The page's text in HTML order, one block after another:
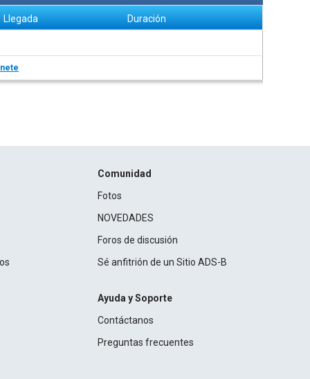
Llegada Duración
Comunidad
Fotos
NOVEDADES
Foros de discusión
Sé anfitrión de un Sitio ADS-B
Ayuda y Soporte
Contáctanos
Preguntas frecuentes